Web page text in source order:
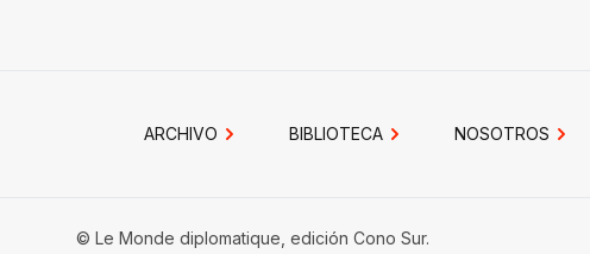
ARCHIVO BIBLIOTECA NOSOTROS
© Le Monde diplomatique, edición Cono Sur.